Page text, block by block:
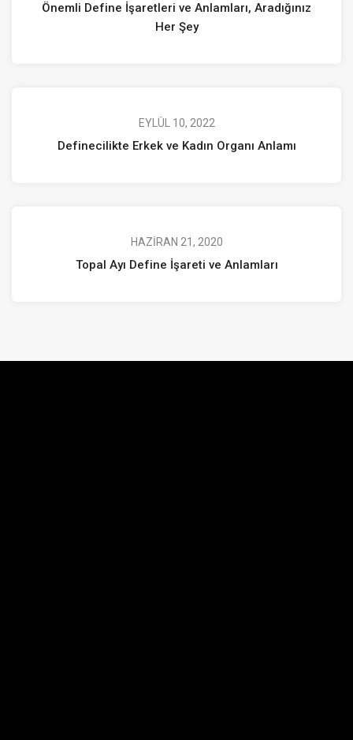
Önemli Define İşaretleri ve Anlamları, Aradığınız
Her Şey
EYLÜL 10, 2022
Definecilikte Erkek ve Kadın Organı Anlamı
HAZIRAN 21, 2020
Topal Ayı Define İşareti ve Anlamları